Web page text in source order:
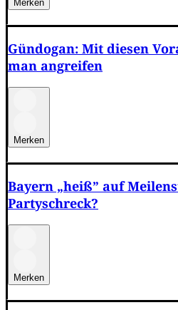
Merken
Gündogan: Mit diesen
man angreifen
Merken
Bayern „heiß” auf
Partyschreck?
Merken